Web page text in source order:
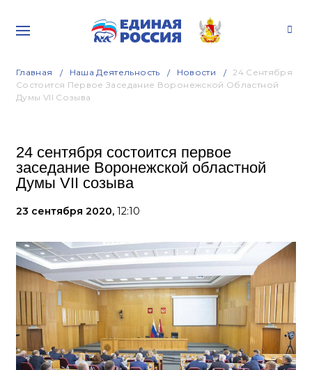
Главная Наша Деятельность Новости
24 Сентября
Состоится Первое Заседание Воронежской Областной
Думы VII Созыва
24 сентября состоится первое
заседание Воронежской областной
Думы VII созыва
23 сентября 2020, 12:10